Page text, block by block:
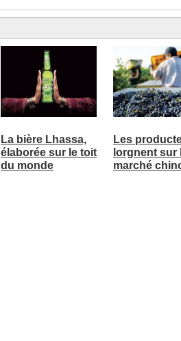
La bière Lhassa,
élaborée sur le toit
du monde
Les
lorgnent sur
marché